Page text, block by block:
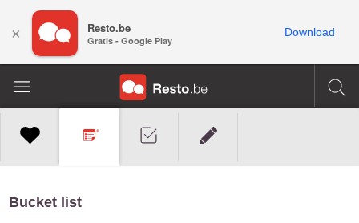
Bucket list
× Resto.be
Gratis - Google Play
Download